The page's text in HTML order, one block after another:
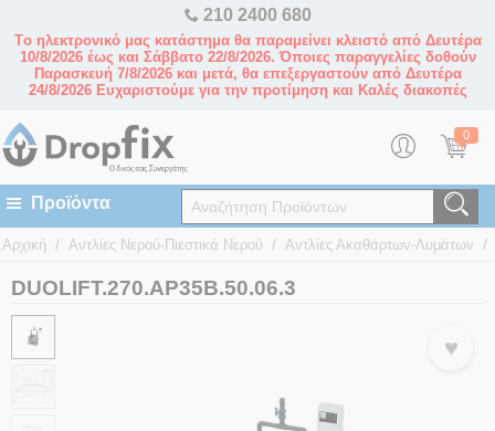
210 2400 680
Tο ηλεκτρονικό μας κατάστημα θα παραμείνει κλειστό από Δευτέρα
10/8/2026 έως και Σάββατο 22/8/2026. Όποιες παραγγελίες δοθούν
Παρασκευή 7/8/2026 και μετά, θα επεξεργαστούν από Δευτέρα
24/8/2026 Ευχαριστούμε για την προτίμηση και Καλές διακοπές
0
Αρχική / Αντλίες Νερού-Πιεστικά Νερού / Αντλίες Ακαθάρτων-Λυμάτων /
DUOLIFT.270.AP35B.50.06.3
♥